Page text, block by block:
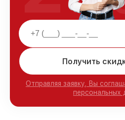
Получить
Отправляя заявку, Вы
персональных